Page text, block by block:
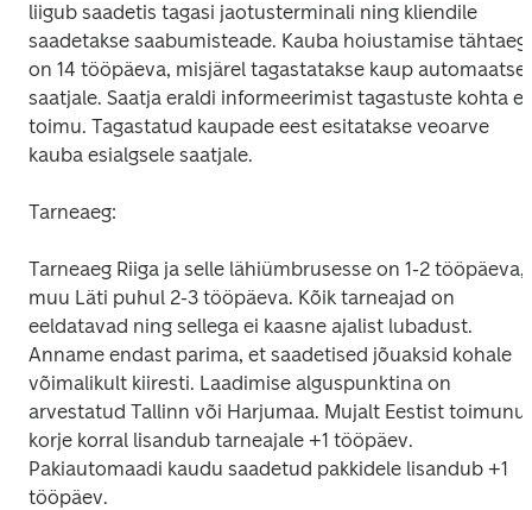
liigub saadetis tagasi jaotusterminali ning kliendile
saadetakse saabumisteade. Kauba hoiustamise tähtaeg
on 14 tööpäeva, misjärel tagastatakse kaup
saatjale. Saatja eraldi informeerimist tagastuste kohta ei
toimu. Tagastatud kaupade eest esitatakse veoarve
kauba esialgsele saatjale.
Tarneaeg:
Tarneaeg Riiga ja selle lähiümbrusesse on 1-2 tööpäeva,
muu Läti puhul 2-3 tööpäeva. Kõik tarneajad on
eeldatavad ning sellega ei kaasne ajalist lubadust.
Anname endast parima, et saadetised jõuaksid kohale
võimalikult kiiresti. Laadimise alguspunktina on
arvestatud Tallinn või Harjumaa. Mujalt Eestist
korje korral lisandub tarneajale +1 tööpäev.
Pakiautomaadi kaudu saadetud pakkidele lisandub +1
tööpäev.